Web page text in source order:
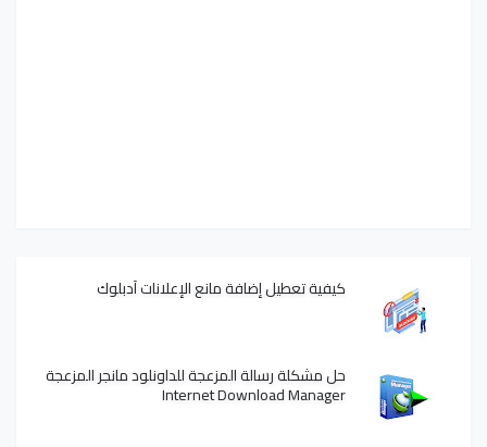
كيفية تعطيل إضافة مانع الإعلانات آدبلوك
حل مشكلة رسالة المزعجة للداونلود مانجر المزعجة
Internet Download Manager